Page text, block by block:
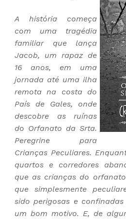
A história começa
com uma tragédia
familiar que lança
Jacob, um rapaz de
16 anos, em uma
jornada até uma ilha
remota na costa do
País de Gales, onde
descobre as ruínas
do Orfanato da Srta.
Peregrine para
Crianças Peculiares.
quartos e corredores
que as crianças do
que simplesmente
sido perigosas e
um bom motivo. E, de